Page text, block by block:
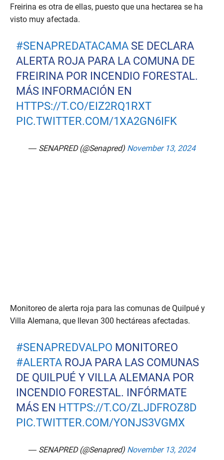
Freirina es otra de ellas, puesto que una hectarea se ha
visto muy afectada.
#SENAPREDATACAMA SE DECLARA
ALERTA ROJA PARA LA COMUNA DE
FREIRINA POR INCENDIO FORESTAL.
MÁS INFORMACIÓN EN
HTTPS://T.CO/EIZ2RQ1RXT
PIC.TWITTER.COM/1XA2GN6IFK
— SENAPRED (@Senapred) November 13, 2024
Monitoreo de alerta roja para las comunas de Quilpué y
Villa Alemana, que llevan 300 hectáreas afectadas.
#SENAPREDVALPO MONITOREO
#ALERTA ROJA PARA LAS COMUNAS
DE QUILPUÉ Y VILLA ALEMANA POR
INCENDIO FORESTAL. INFÓRMATE
MÁS EN HTTPS://T.CO/ZLJDFROZ8D
PIC.TWITTER.COM/YONJS3VGMX
— SENAPRED (@Senapred) November 13, 2024